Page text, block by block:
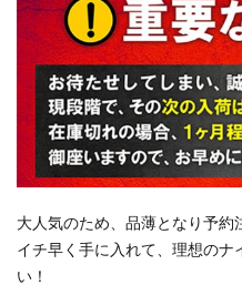
大人気のため、品薄となり予約
イチ早く手に入れて、理想のナ
い！